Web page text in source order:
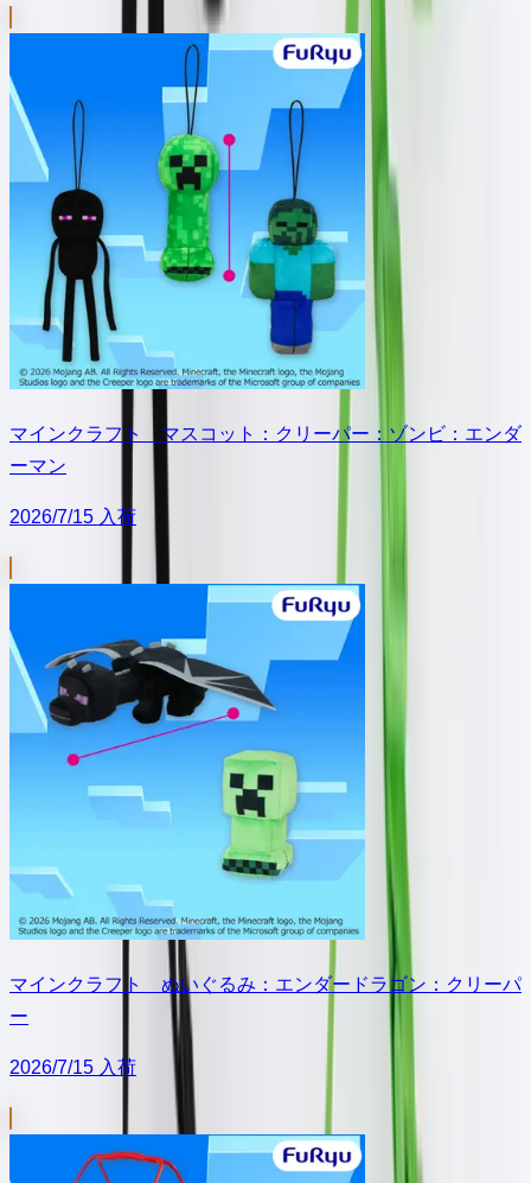
マインクラフト マスコット：クリーパー：ゾンビ：エンダ
ーマン
2026/7/15 入荷
マインクラフト ぬいぐるみ：エンダードラゴン：クリーパ
ー
2026/7/15 入荷